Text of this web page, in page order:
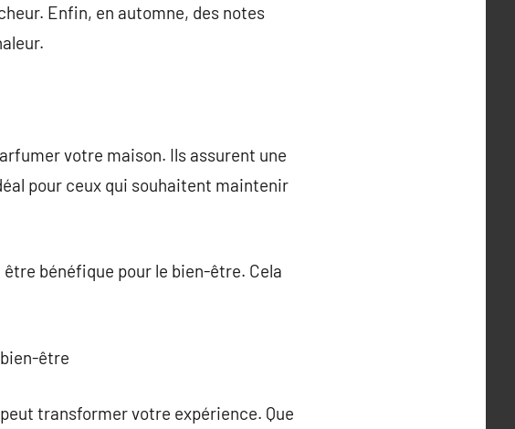
Enfin, en automne, des notes
votre maison. Ils assurent une
pour ceux qui souhaitent maintenir
bénéfique pour le bien-être. Cela
être
transformer votre expérience. Que